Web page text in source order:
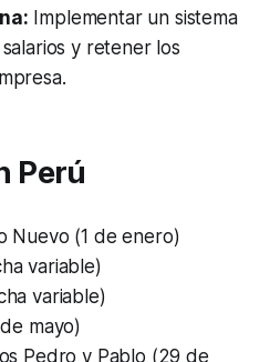
Implementar un sistema
y retener los
Perú
Nuevo (1 de enero)
variable)
variable)
mayo)
Pedro y Pablo (29 de